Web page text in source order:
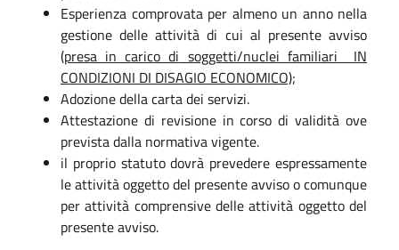
Esperienza comprovata per almeno un anno nella
gestione delle attività di cui al presente avviso
(presa in carico di soggetti/nuclei familiari IN
CONDIZIONI DI DISAGIO ECONOMICO);
Adozione della carta dei servizi.
Attestazione di revisione in corso di validità ove
prevista dalla normativa vigente.
il proprio statuto dovrà prevedere espressamente
le attività oggetto del presente avviso o comunque
per attività comprensive delle attività oggetto del
presente avviso.